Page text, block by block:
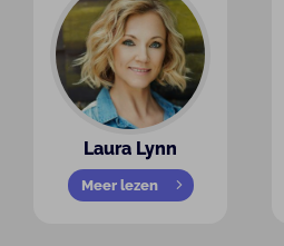
Laura Lynn
Meer lezen